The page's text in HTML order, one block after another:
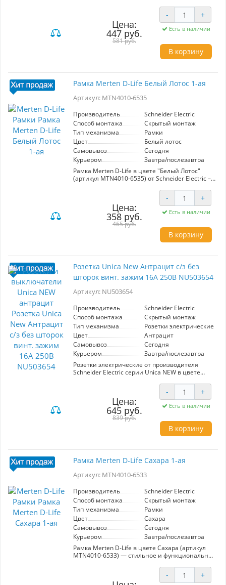
обеспечивает надежное подключение с
номиналом 16А и напряжением 250В.
Элегантный белый цвет гармонично
впишется в любой интерьер. Идеально
подходит для безопасного использования в
Цена:
447 руб.
581 руб.
- +
Есть в наличии
В корзину
Рамка Merten D-Life Белый Лотос 1-ая
Артикул: MTN4010-6535
Производитель
Schneider Electric
Способ монтажа
Скрытый монтаж
Тип механизма
Рамки
Цвет
Белый лотос
Самовывоз
Сегодня
Курьером
Завтра/послезавтра
Рамка Merten D-Life в цвете "Белый Лотос"
(артикул MTN4010-6535) от Schneider Electric –
оформления ваших электрических
механизмов. С одноуровневыми рамками вы
получаете не только стильный внешний вид,
но и высокую функциональность. Ее чистый и
современный дизайн идеально вписывается в
любой интерьер, добавляя нотку
утонченности. Рамка выполнена из
долговечность и стойкость к внешним
воздействиям. Она проста в установке и легко
сочетает в себе различные элементы системы
управления, обеспечивая комфорт и
Выбирая Merten D-Life, вы обеспечиваете свои
надежности.
Цена:
358 руб.
465 руб.
- +
Есть в наличии
В корзину
Розетка Unica New Антрацит с/з без
шторок винт. зажим 16А 250В NU503654
Артикул: NU503654
Производитель
Schneider Electric
Способ монтажа
Скрытый монтаж
Тип механизма
Розетки электрические
Цвет
Антрацит
Самовывоз
Сегодня
Курьером
Завтра/послезавтра
Розетки электрические от производителя
Schneider Electric серии Unica NEW в цвете
современных материалов, соответствующим
ГОСТ. Что позволяет повысить срок службы
изделия. ABS пластик защищен от
выцветания. Гарантия от производителя.
Цена:
645 руб.
839 руб.
- +
Есть в наличии
В корзину
Рамка Merten D-Life Сахара 1-ая
Артикул: MTN4010-6533
Производитель
Schneider Electric
Способ монтажа
Скрытый монтаж
Тип механизма
Рамки
Цвет
Сахара
Самовывоз
Сегодня
Курьером
Завтра/послезавтра
Рамка Merten D-Life в цвете Сахара (артикул
MTN4010-6533) — стильное и функциональное
Изготовленная компанией Schneider Electric,
эта 1-ая рамка идеально подходит для
- +